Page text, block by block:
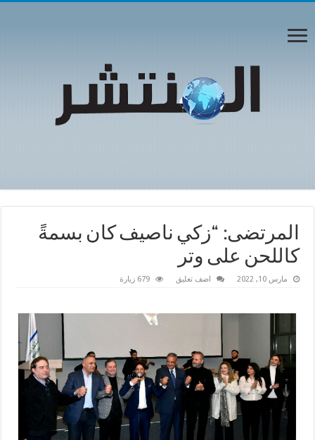
المرتضى: “زكي ناصيف كان بسمةً
كاللحن على وتر
مارس 10, 2022 اضف تعليق 679 زيارة